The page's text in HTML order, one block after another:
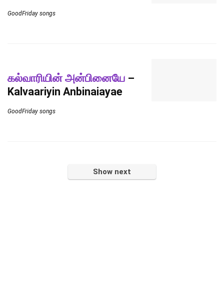
GoodFriday songs
கல்வாரியின் அன்பினையே –
Kalvaariyin Anbinaiayae
GoodFriday songs
Show next